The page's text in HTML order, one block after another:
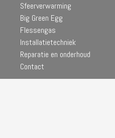
Sfeerverwarming
Big Green Egg
Flessengas
Installatietechniek
Reparatie en onderhoud
Contact